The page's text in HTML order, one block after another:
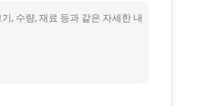
, 수량, 재료 등과 같은 자세한 내